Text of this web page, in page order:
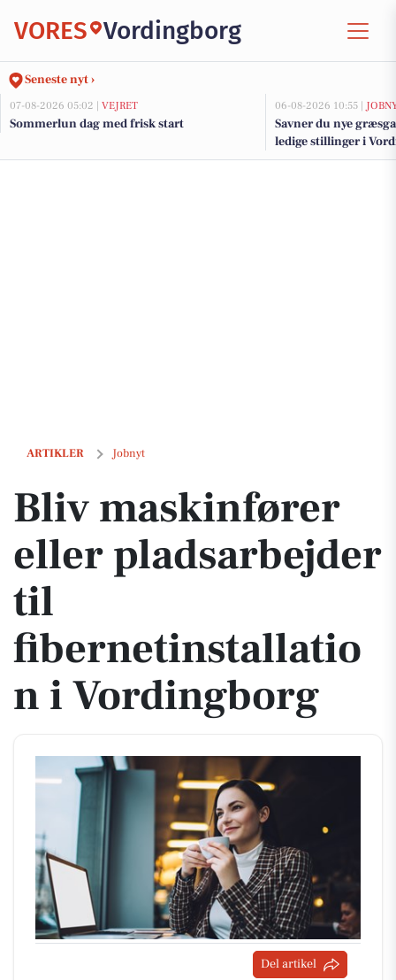
VORES Vordingborg
Seneste nyt ›
07-08-2026 05:02 | VEJRET
Sommerlun dag med frisk start
06-08-2026 10:55 |
Savner du nye
ledige stillinger i
ARTIKLER Jobnyt
Bliv maskinfører eller pladsarbejder til fibernetinstallation i
Bliv maskinfører
eller pladsarbejder
til
fibernetinstallatio
n i Vordingborg
Del artikel